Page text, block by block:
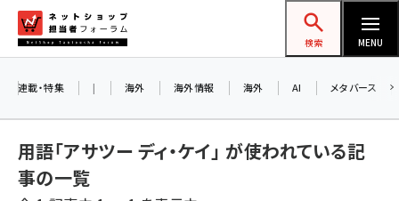
ン
ネットショップ担当者フォーラム
検索 MENU
連載・特集 | 海外 海外情報 海外 AI メタバース
用語「アサツー ディ・ケイ」 が使われている記
事の一覧